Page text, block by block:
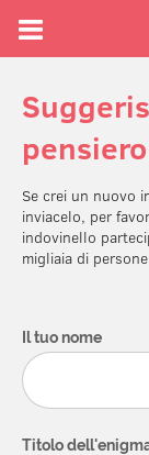
Se crei un nuovo
inviacelo, per
indovinello
migliaia di
Il tuo nome
Titolo